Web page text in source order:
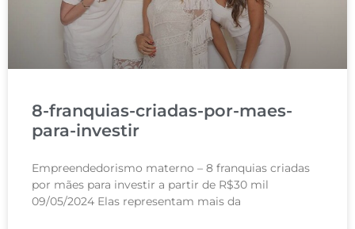
8-franquias-criadas-por-maes-
para-investir
Empreendedorismo materno – 8 franquias criadas
por mães para investir a partir de R$30 mil
09/05/2024 Elas representam mais da